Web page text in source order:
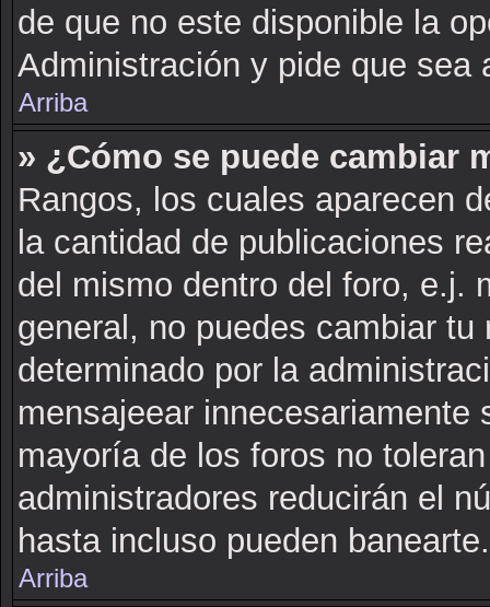
de que no este disponible la
Administración y pide que sea
Arriba
» ¿Cómo se puede cambiar
Rangos, los cuales aparecen
la cantidad de publicaciones
del mismo dentro del foro, e.j.
general, no puedes cambiar
determinado por la
mensajeear innecesariamente
mayoría de los foros no
administradores reducirán el
hasta incluso pueden banearte.
Arriba